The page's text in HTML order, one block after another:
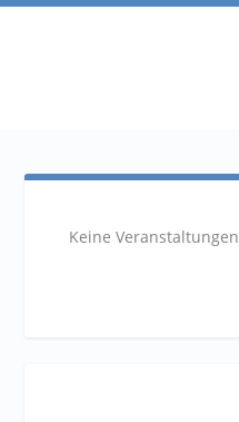
Keine Veranstaltungen